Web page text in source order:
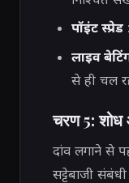
पॉइंट स्प्रेड
लाइव
से ही चल
चरण 5: शोध
दांव लगाने से
सट्टेबाजी